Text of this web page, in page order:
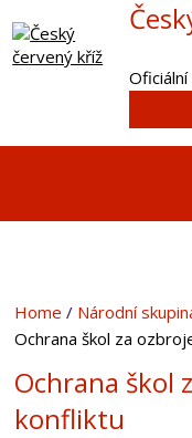
Home
Národní
Ochrana škol za
Ochrana škol
konfliktu